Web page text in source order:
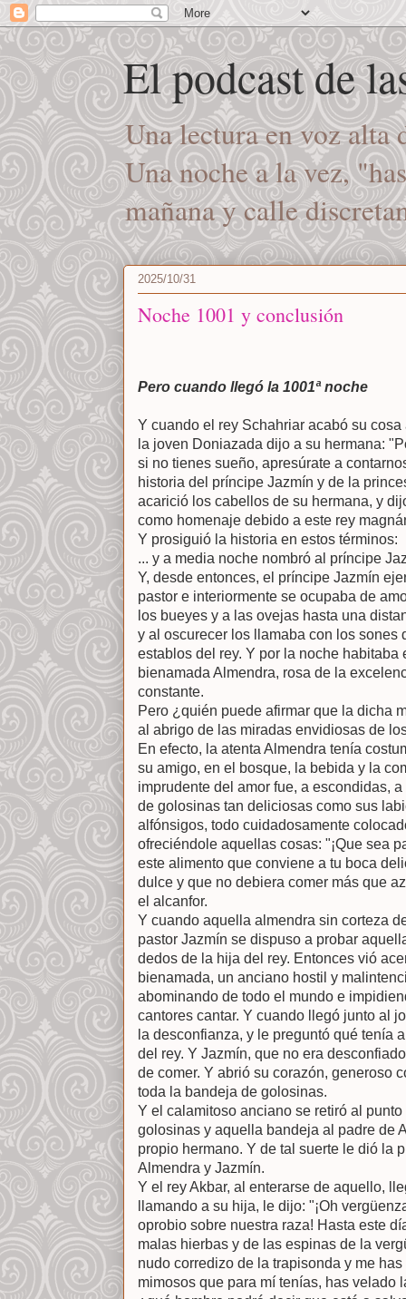
El podcast de
Una lectura en voz alta
Una noche a la vez,
mañana y calle
2025/10/31
Noche 1001 y conclusión
Pero cuando llegó la 1001ª noche
Y cuando el rey Schahriar acabó su
la joven Doniazada dijo a su hermana:
si no tienes sueño, apresúrate a
historia del príncipe Jazmín y de la
acarició los cabellos de su hermana, y
como homenaje debido a este rey
Y prosiguió la historia en estos términos:
... y a media noche nombró al príncipe
Y, desde entonces, el príncipe Jazmín
pastor e interiormente se ocupaba de
los bueyes y a las ovejas hasta una
y al oscurecer los llamaba con los sones
establos del rey. Y por la noche
bienamada Almendra, rosa de la
constante.
Pero ¿quién puede afirmar que la dicha
al abrigo de las miradas envidiosas de
En efecto, la atenta Almendra tenía
su amigo, en el bosque, la bebida y la
imprudente del amor fue, a escondidas,
de golosinas tan deliciosas como sus
alfónsigos, todo cuidadosamente
ofreciéndole aquellas cosas: "¡Que sea
este alimento que conviene a tu boca
dulce y que no debiera comer más que
el alcanfor.
Y cuando aquella almendra sin corteza
pastor Jazmín se dispuso a probar
dedos de la hija del rey. Entonces vió
bienamada, un anciano hostil y
abominando de todo el mundo e
cantores cantar. Y cuando llegó junto al
la desconfianza, y le preguntó qué tenía
del rey. Y Jazmín, que no era
de comer. Y abrió su corazón, generoso
toda la bandeja de golosinas.
Y el calamitoso anciano se retiró al
golosinas y aquella bandeja al padre de
propio hermano. Y de tal suerte le dió la
Almendra y Jazmín.
Y el rey Akbar, al enterarse de aquello,
llamando a su hija, le dijo: "¡Oh
oprobio sobre nuestra raza! Hasta este
malas hierbas y de las espinas de la
nudo corredizo de la trapisonda y me
mimosos que para mí tenías, has velado